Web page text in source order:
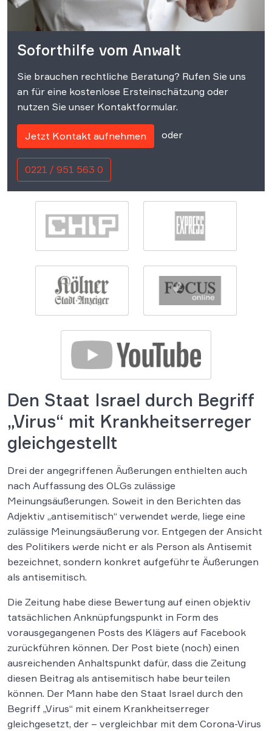
Soforthilfe vom Anwalt
Sie brauchen rechtliche Beratung? Rufen Sie uns
an für eine kostenlose Ersteinschätzung oder
nutzen Sie unser Kontaktformular.
Jetzt Kontakt aufnehmen oder
0221 / 951 563 0
Den Staat Israel durch Begriff
„Virus“ mit Krankheitserreger
gleichgestellt
Drei der angegriffenen Äußerungen enthielten auch
nach Auffassung des OLGs zulässige
Meinungsäußerungen. Soweit in den Berichten das
Adjektiv „antisemitisch“ verwendet werde, liege eine
zulässige Meinungsäußerung vor. Entgegen der Ansicht
des Politikers werde nicht er als Person als Antisemit
bezeichnet, sondern konkret aufgeführte Äußerungen
als antisemitisch.
Die Zeitung habe diese Bewertung auf einen objektiv
tatsächlichen Anknüpfungspunkt in Form des
vorausgegangenen Posts des Klägers auf Facebook
zurückführen können. Der Post biete (noch) einen
ausreichenden Anhaltspunkt dafür, dass die Zeitung
diesen Beitrag als antisemitisch habe beurteilen
können. Der Mann habe den Staat Israel durch den
Begriff „Virus“ mit einem Krankheitserreger
gleichgesetzt, der – vergleichbar mit dem Corona-Virus